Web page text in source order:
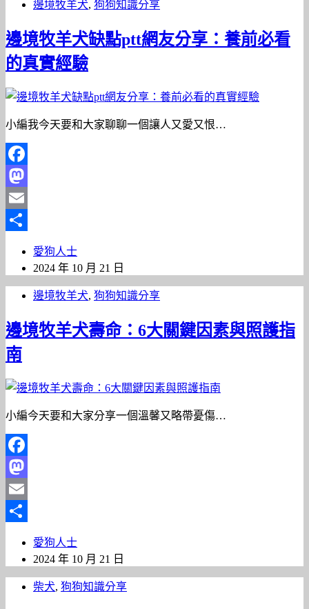
邊境牧羊犬, 狗狗知識分享
邊境牧羊犬缺點ptt網友分享：養前必看
的真實經驗
小編我今天要和大家聊聊一個讓人又愛又恨…
Facebook
Mastodon
Email
愛狗人士
2024 年 10 月 21 日
邊境牧羊犬, 狗狗知識分享
邊境牧羊犬壽命：6大關鍵因素與照護指
南
小編今天要和大家分享一個溫馨又略帶憂傷…
Facebook
Mastodon
Email
愛狗人士
2024 年 10 月 21 日
柴犬, 狗狗知識分享